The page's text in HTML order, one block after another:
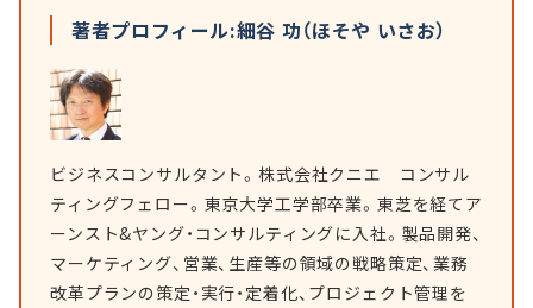
著者プロフィール:細谷 功（ほそや いさお）
ビジネスコンサルタント。株式会社クニエ コンサル
ティングフェロー。東京大学工学部卒業。東芝を経てア
ーンスト&ヤング・コンサルティングに入社。製品開発、
マーケティング、営業、生産等の領域の戦略策定、業務
改革プランの策定・実行・定着化、プロジェクト管理を